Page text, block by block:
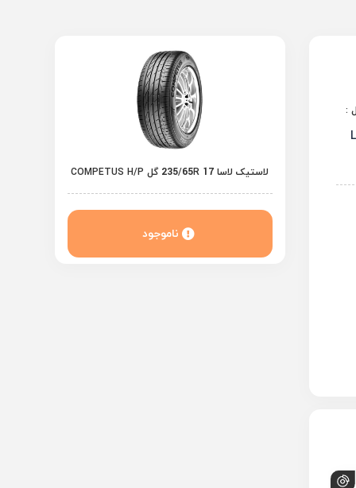
:
لاستیک لاسا 235/65R 17 گل COMPETUS H/P
ناموجود